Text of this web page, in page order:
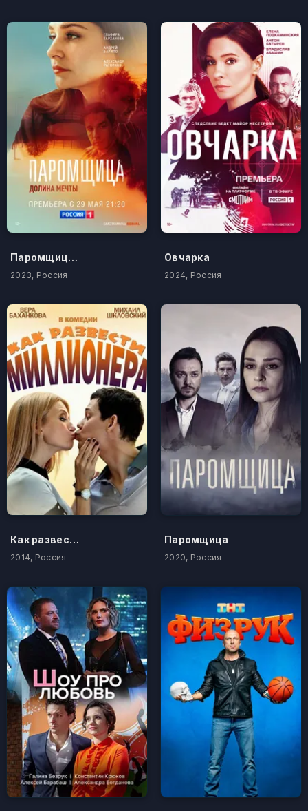
Паромщица. Долина мечты
2023, Россия
Овчарка
2024, Россия
Как развести миллионера
2014, Россия
Паромщица
2020, Россия